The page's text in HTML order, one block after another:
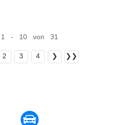
1 - 10 von 31
2 3 4 ❯ ❯❯